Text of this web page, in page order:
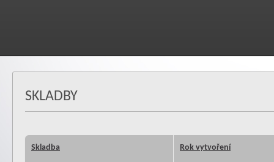
SKLADBY
Skladba Rok vytvoření